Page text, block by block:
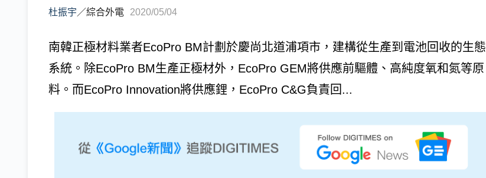
杜振宇 ／綜合外電 2020/05/04
南韓正極材料業者EcoPro BM計劃於慶尚北道浦項市，建構從生產到電池回收的生態
系統。除EcoPro BM生產正極材外，EcoPro GEM將供應前驅體、高純度氧和氮等原
料。而EcoPro Innovation將供應鋰，EcoPro C&G負責回...